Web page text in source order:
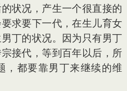
状况，产生一个很直接的
求要下一代，在生儿育女
丁的状况。因为只有男丁
接代，等到百年以后，所
，都要靠男丁来继续的维